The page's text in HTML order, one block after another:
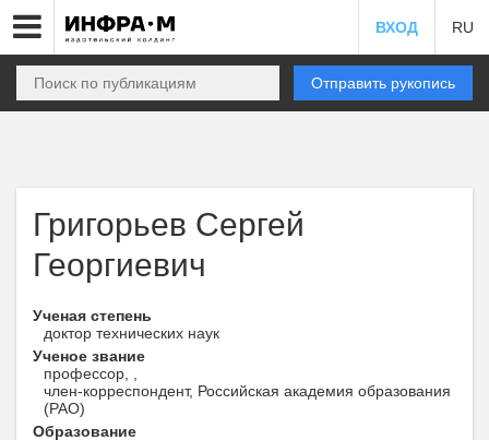
ВХОД RU
Отправить рукопись
Григорьев Сергей
Георгиевич
Ученая степень
доктор технических наук
Ученое звание
профессор, ,
член-корреспондент, Российская академия образования
(РАО)
Образование